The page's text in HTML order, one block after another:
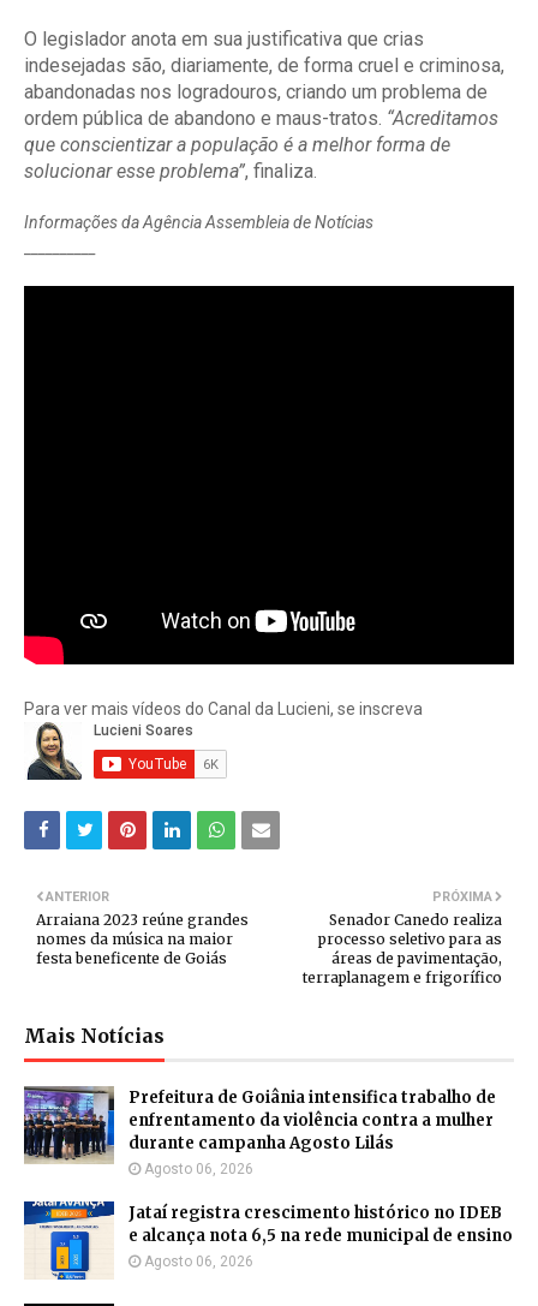
O legislador anota em sua justificativa que crias
indesejadas são, diariamente, de forma cruel e criminosa,
abandonadas nos logradouros, criando um problema de
ordem pública de abandono e maus-tratos. “Acreditamos
que conscientizar a população é a melhor forma de
solucionar esse problema”, finaliza
Informações da Agência Assembleia de Notícias
Para ver mais vídeos do Canal da Lucieni, se inscreva
PRÓXIMA
Senador Canedo realiza
processo seletivo para as
áreas de pavimentação,
terraplanagem e frigorífico
ANTERIOR
Arraiana 2023 reúne grandes
nomes da música na maior
festa beneficente de Goiás
Mais Notícias
Prefeitura de Goiânia intensifica trabalho de
enfrentamento da violência contra a mulher
durante campanha Agosto Lilás
Agosto 06, 2026
Jataí registra crescimento histórico no IDEB
e alcança nota 6,5 na rede municipal de ensino
Agosto 06, 2026